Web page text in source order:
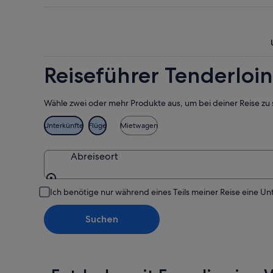
16.
Reiseführer
Wähle zwei oder mehr Produkte aus, um bei deiner Reise zu
Unterkünfte Flüge Mietwagen
Abreiseort
Ich benötige nur während eines Teils meiner Reise eine
Suchen